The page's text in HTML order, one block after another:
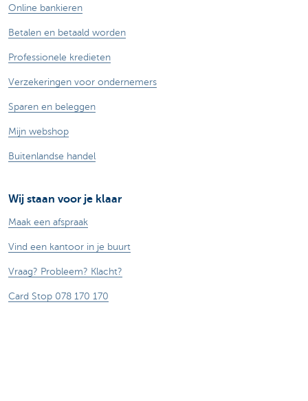
Online bankieren
Betalen en betaald worden
Professionele kredieten
Verzekeringen voor ondernemers
Sparen en beleggen
Mijn webshop
Buitenlandse handel
Wij staan voor je klaar
Maak een afspraak
Vind een kantoor in je buurt
Vraag? Probleem? Klacht?
Card Stop 078 170 170